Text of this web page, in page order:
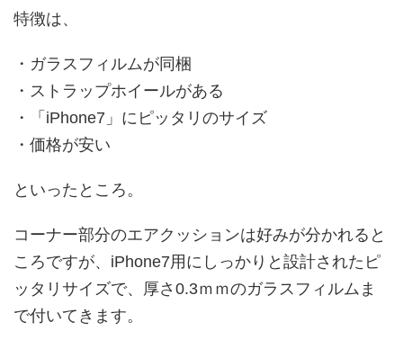
特徴は、
・ガラスフィルムが同梱
・ストラップホイールがある
・「iPhone7」にピッタリのサイズ
・価格が安い
といったところ。
コーナー部分のエアクッションは好みが分かれると
ころですが、iPhone7用にしっかりと設計されたピ
ッタリサイズで、厚さ0.3ｍｍのガラスフィルムま
で付いてきます。